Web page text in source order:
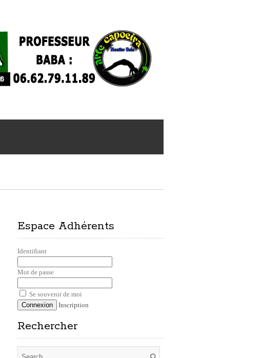
Espace Adhérents
Identifiant
Mot de passe
Se souvenir de moi
Inscription
Rechercher